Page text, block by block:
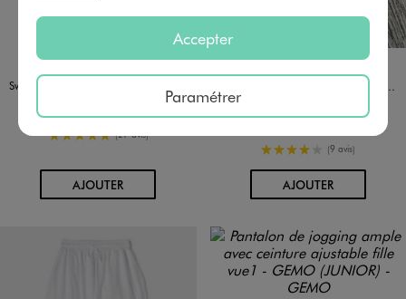
Disponible en 1 coloris
NOIR STANDARD
LILO & STITCH
Sweat de Noël à motif Stitch fille - Disney
5/5 de moyenne
(27 avis)
AJOUTERAU PANIER
Disponible en 2 coloris
ARGENTENOIR STANDARD
-50% sur le 2ème produit d'été
4/5 de moyenne
(9 avis)
AJOUTERAU PANIER
Accepter
Paramétrer